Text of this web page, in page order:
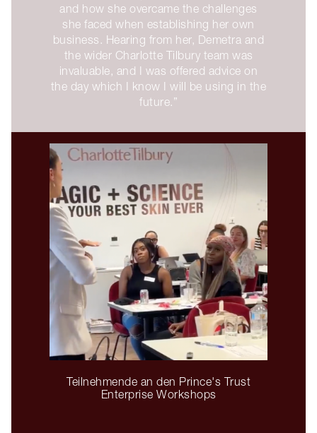
and how she overcame the challenges
she faced when establishing her own
business. Hearing from her, Demetra and
the wider Charlotte Tilbury team was
invaluable, and I was offered advice on
the day which I know I will be using in the
future.”
Teilnehmende an den Prince's Trust
Enterprise Workshops